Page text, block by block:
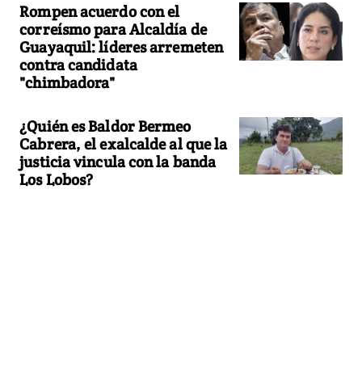
Rompen acuerdo con el
correísmo para Alcaldía de
Guayaquil: líderes arremeten
contra candidata
"chimbadora"
¿Quién es Baldor Bermeo
Cabrera, el exalcalde al que la
justicia vincula con la banda
Los Lobos?